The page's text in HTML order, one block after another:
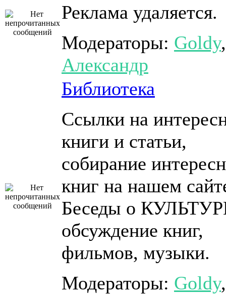
Реклама удаляется.
Модераторы: Goldy,
Александр
Библиотека
Ссылки на
книги и статьи,
собирание
книг на нашем
Беседы о
обсуждение книг,
фильмов, музыки.
Модераторы: Goldy,